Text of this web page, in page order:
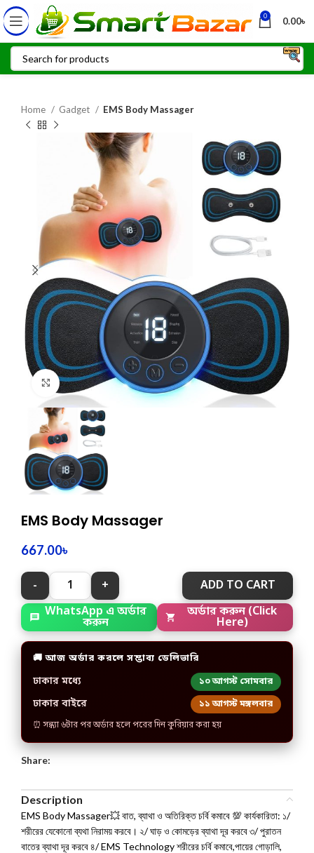
0 0.00৳
Home Gadget EMS Body Massager
Click to enlarge
EMS Body Massager
667.00৳
ADD TO CART
WhatsApp এ অর্ডার
করুন
অর্ডার করুন (Click
Here)
🚚 আজ অর্ডার করলে সম্ভাব্য ডেলিভারি
ঢাকার মধ্যে ১০ আগস্ট সোমবার
ঢাকার বাইরে ১১ আগস্ট মঙ্গলবার
⏰ সন্ধ্যা ৬টার পর অর্ডার হলে পরের দিন কুরিয়ার করা হয়
Share:
Description
EMS Body Massager💥 বাত, ব্যাথা ও অতিরিক্ত চর্বি কমাবে 💯 কার্যকারিতা: ১/
শরীরের যেকোনো ব্যথা নিরাময় করবে। ২/ ঘাড় ও কোমড়ের ব্যাথা দূর করবে ৩/ পুরাতন
বাতের ব্যাথা দূর করবে ৪/ EMS Technology শরীরের চর্বি কমাবে,পায়ের গোড়ালি,